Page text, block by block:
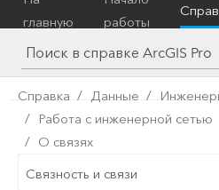
главную
работы
Справка Данные
Работа с инженерной сетью
О связях
Связность и связи